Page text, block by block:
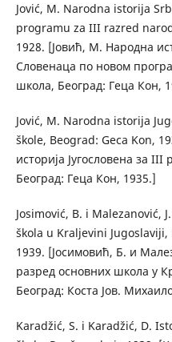
Jović, M. Narodna istorija
programu za III razred
1928. [Јовић, М. Народна
Словенаца по новом
школа, Београд: Геца Кон,
Jović, M. Narodna istorija
škole, Beograd: Geca Kon,
историја Југословена за
Београд: Геца Кон, 1935.]
Josimović, B. i Malezanović,
škola u Kraljevini Jugoslaviji,
1939. [Јосимовић, Б. и
разред основних школа у
Београд: Коста Јов.
Karadžić, S. i Karadžić, D.